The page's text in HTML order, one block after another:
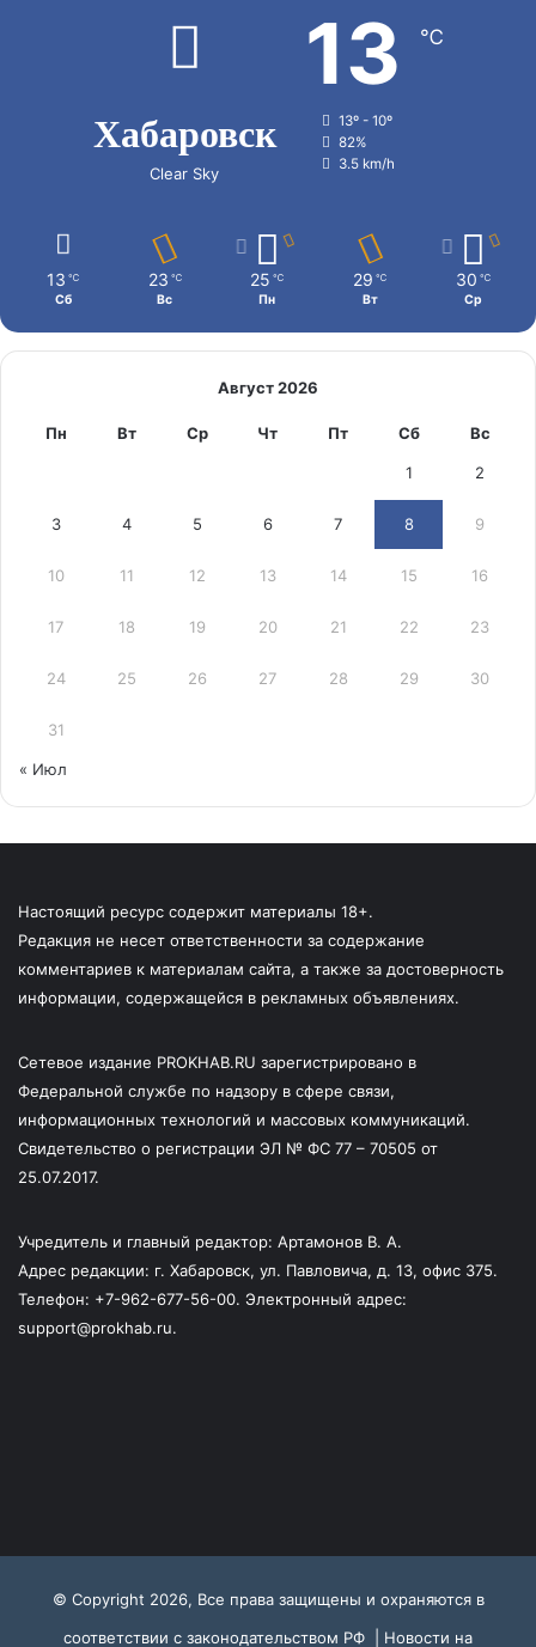
Хабаровск
Clear Sky
13 ℃
13º - 10º
82%
3.5 km/h
13 ℃
Сб
23 ℃
Вс
25 ℃
Пн
29 ℃
Вт
30 ℃
Ср
Август 2026
Пн Вт Ср Чт Пт Сб Вс
1 2
3 4 5 6 7 8 9
10 11 12 13 14 15 16
17 18 19 20 21 22 23
24 25 26 27 28 29 30
31
« Июл
Настоящий ресурс содержит материалы 18+.
Редакция не несет ответственности за содержание
комментариев к материалам сайта, а также за достоверность
информации, содержащейся в рекламных объявлениях.
Сетевое издание PROKHAB.RU зарегистрировано в
Федеральной службе по надзору в сфере связи,
информационных технологий и массовых коммуникаций.
Свидетельство о регистрации ЭЛ № ФС 77 – 70505 от
25.07.2017.
Учредитель и главный редактор: Артамонов В. А.
Адрес редакции: г. Хабаровск, ул. Павловича, д. 13, офис 375.
Телефон: +7-962-677-56-00. Электронный адрес:
support@prokhab.ru.
© Copyright 2026, Все права защищены и охраняются в
соответствии с законодательством РФ | Новости на